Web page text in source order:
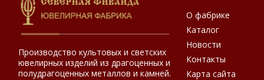
Производство культовых и светских
ювелирных изделий из драгоценных и
полудрагоценных металлов и камней.
О фабрике
Каталог
Новости
Контакты
Карта сайта